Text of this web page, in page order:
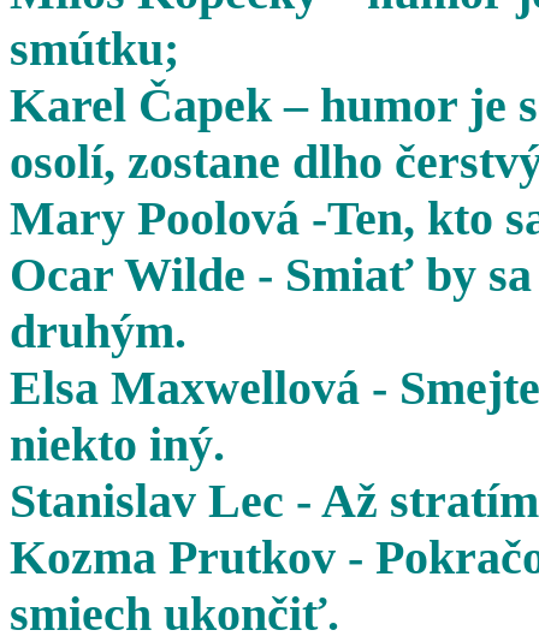
smútku;
Karel Čapek – humor je
osolí, zostane dlho
Mary Poolová -Ten, kto
Ocar Wilde - Smiať by
druhým.
Elsa Maxwellová -
niekto iný.
Stanislav Lec - Až
Kozma Prutkov -
smiech ukončiť.